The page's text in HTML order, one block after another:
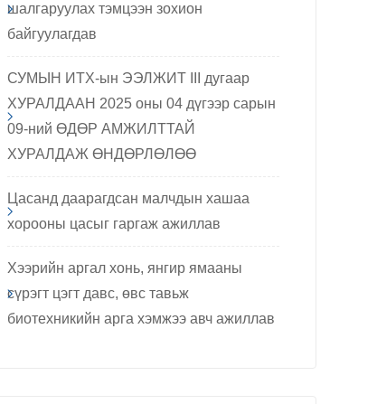
шалгаруулах тэмцээн зохион
байгуулагдав
СУМЫН ИТХ-ын ЭЭЛЖИТ III дугаар
ХУРАЛДААН 2025 оны 04 дүгээр сарын
09-ний ӨДӨР АМЖИЛТТАЙ
ХУРАЛДАЖ ӨНДӨРЛӨЛӨӨ
Цасанд даарагдсан малчдын хашаа
хорооны цасыг гаргаж ажиллав
Хээрийн аргал хонь, янгир ямааны
сүрэгт цэгт давс, өвс тавьж
биотехникийн арга хэмжээ авч ажиллав